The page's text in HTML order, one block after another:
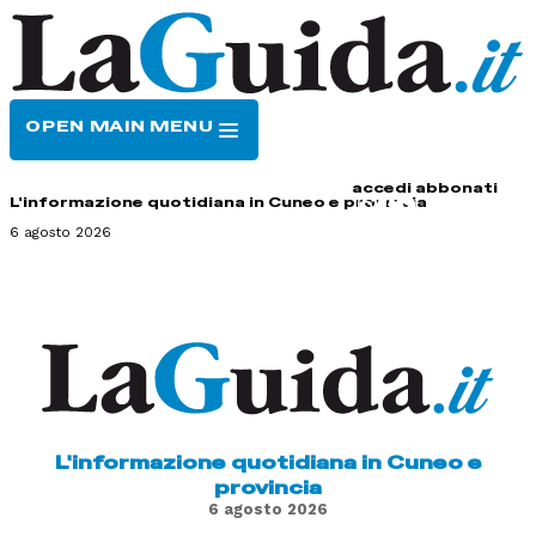
OPEN MAIN MENU
accedi abbonati
L'informazione quotidiana in Cuneo e provincia
6 agosto 2026
L'informazione quotidiana in Cuneo e
provincia
6 agosto 2026